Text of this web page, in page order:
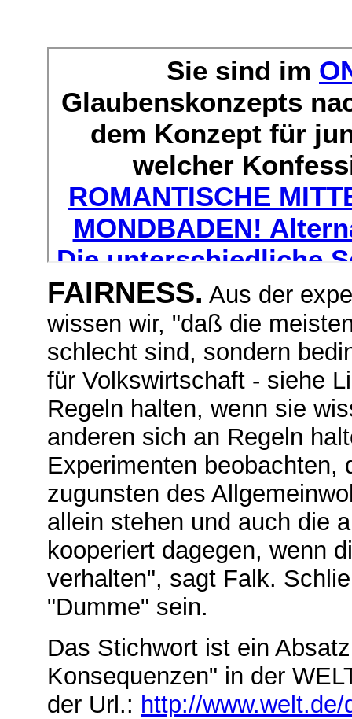
FAIRNESS. Aus der
wissen wir, "daß die
schlecht sind, sondern
für Volkswirtschaft - siehe
Regeln halten, wenn sie
anderen sich an Regeln
Experimenten beobachten,
zugunsten des
allein stehen und auch die
kooperiert dagegen, wenn
verhalten", sagt Falk.
"Dumme" sein.
Das Stichwort ist ein
Konsequenzen" in der
der Url.: http://